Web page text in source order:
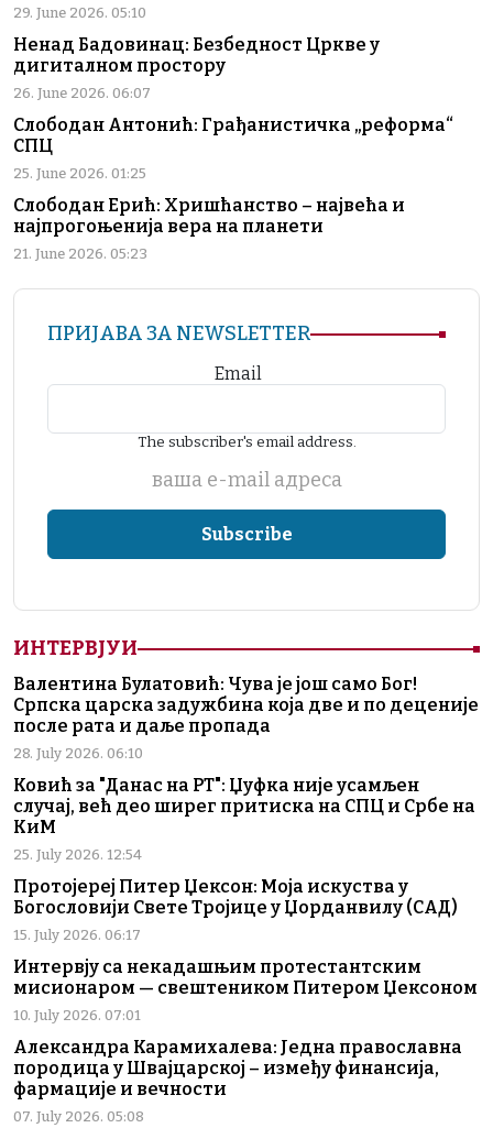
29. June 2026. 05:10
Ненад Бадовинац: Безбедност Цркве у
дигиталном простору
26. June 2026. 06:07
Слободан Антонић: Грађанистичка „реформа“
СПЦ
25. June 2026. 01:25
Слободан Ерић: Хришћанство – највећа и
најпрогоњенија вера на планети
21. June 2026. 05:23
ПРИЈАВА ЗА NEWSLETTER
Email
The subscriber's email address.
ваша е-mail адреса
ИНТЕРВЈУИ
Валентина Булатовић: Чува је још само Бог!
Српска царска задужбина која две и по деценије
после рата и даље пропада
28. July 2026. 06:10
Ковић за "Данас на РТ": Џуфка није усамљен
случај, већ део ширег притиска на СПЦ и Србе на
КиМ
25. July 2026. 12:54
Протојереј Питер Џексон: Моја искуства у
Богословији Свете Тројице у Џорданвилу (САД)
15. July 2026. 06:17
Интервју са некадашњим протестантским
мисионаром — свештеником Питером Џексоном
10. July 2026. 07:01
Александра Карамихалева: Једна православна
породица у Швајцарској – између финансија,
фармације и вечности
07. July 2026. 05:08